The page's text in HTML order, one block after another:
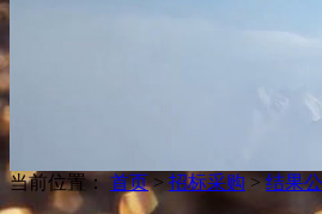
当前位置： 首页> 招标采购 >结果